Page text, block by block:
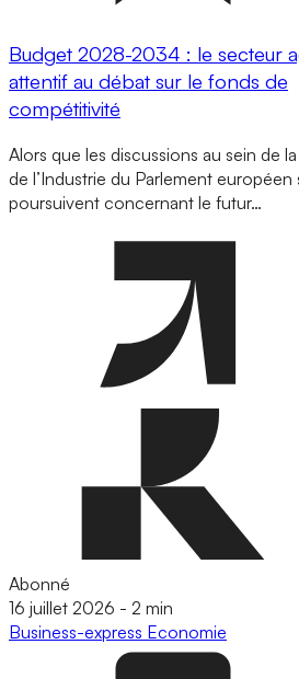
Budget 2028-2034 : le secteur
attentif au débat sur le fonds de
compétitivité
Alors que les discussions au sein de
de l’Industrie du Parlement européen
poursuivent concernant le futur…
Abonné
16 juillet 2026 - 2 min
Business-express Economie